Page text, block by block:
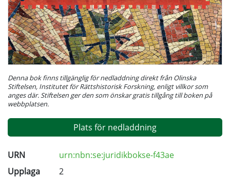
Denna bok finns tillgänglig för nedladdning direkt från Olinska
Stiftelsen, Institutet för Rättshistorisk Forskning, enligt villkor som
anges där. Stiftelsen ger den som önskar gratis tillgång till boken på
webbplatsen.
Plats för nedladdning
URN
urn:nbn:se:juridikbokse-f43ae
Upplaga
2